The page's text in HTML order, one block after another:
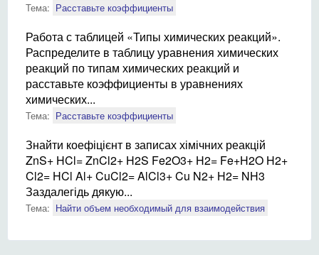
Тема: Расставьте коэффициенты
Работа с таблицей «Типы химических реакций».
Распределите в таблицу уравнения химических
реакций по типам химических реакций и
расставьте коэффициенты в уравнениях
химических...
Тема: Расставьте коэффициенты
Знайти коефіцієнт в записах хімічних реакцій
ZnS+ HCl= ZnCl2+ H2S Fe2O3+ H2= Fe+H2O H2+
Cl2= HCl Al+ CuCl2= AlCl3+ Cu N2+ H2= NH3
Заздалегідь дякую...
Тема: Найти объем необходимый для взаимодействия